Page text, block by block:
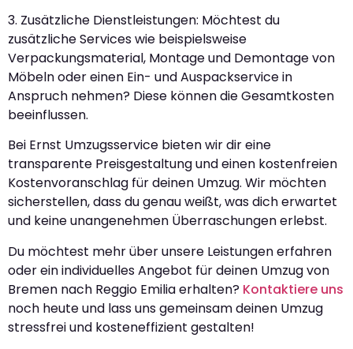
3. Zusätzliche Dienstleistungen: Möchtest du
zusätzliche Services wie beispielsweise
Verpackungsmaterial, Montage und Demontage von
Möbeln oder einen Ein- und Auspackservice in
Anspruch nehmen? Diese können die Gesamtkosten
beeinflussen.
Bei Ernst Umzugsservice bieten wir dir eine
transparente Preisgestaltung und einen kostenfreien
Kostenvoranschlag für deinen Umzug. Wir möchten
sicherstellen, dass du genau weißt, was dich erwartet
und keine unangenehmen Überraschungen erlebst.
Du möchtest mehr über unsere Leistungen erfahren
oder ein individuelles Angebot für deinen Umzug von
Bremen nach Reggio Emilia erhalten? Kontaktiere uns
noch heute und lass uns gemeinsam deinen Umzug
stressfrei und kosteneffizient gestalten!